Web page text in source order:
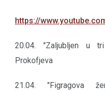
https://
20.04. "Zaljubljen u
Prokofjeva
21.04. "Figragova